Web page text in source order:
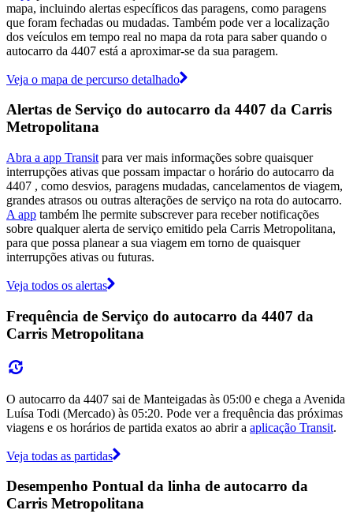
mapa, incluindo alertas específicos das paragens, como paragens
que foram fechadas ou mudadas. Também pode ver a localização
dos veículos em tempo real no mapa da rota para saber quando o
autocarro da 4407 está a aproximar-se da sua paragem.
Veja o mapa de percurso detalhado
Alertas de Serviço do autocarro da 4407 da Carris
Metropolitana
Abra a app Transit para ver mais informações sobre quaisquer
interrupções ativas que possam impactar o horário do autocarro da
4407 , como desvios, paragens mudadas, cancelamentos de viagem,
grandes atrasos ou outras alterações de serviço na rota do autocarro.
A app também lhe permite subscrever para receber notificações
sobre qualquer alerta de serviço emitido pela Carris Metropolitana,
para que possa planear a sua viagem em torno de quaisquer
interrupções ativas ou futuras.
Veja todos os alertas
Frequência de Serviço do autocarro da 4407 da
Carris Metropolitana
O autocarro da 4407 sai de Manteigadas às 05:00 e chega a Avenida
Luísa Todi (Mercado) às 05:20. Pode ver a frequência das próximas
viagens e os horários de partida exatos ao abrir a aplicação Transit.
Veja todas as partidas
Desempenho Pontual da linha de autocarro da
Carris Metropolitana